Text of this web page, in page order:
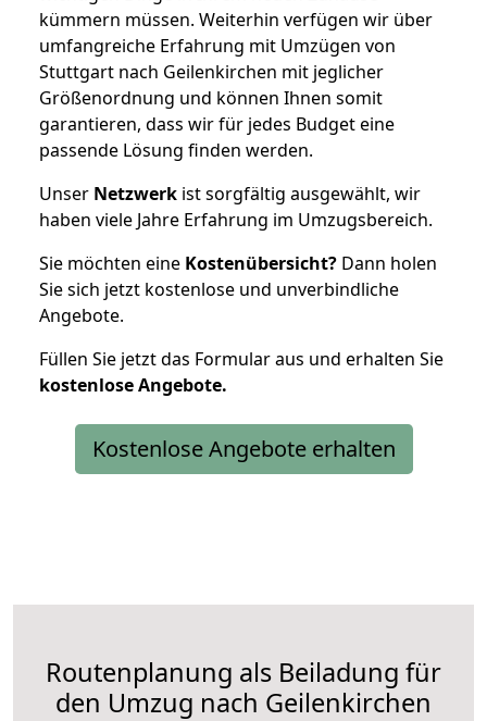
kümmern müssen. Weiterhin verfügen wir über
umfangreiche Erfahrung mit Umzügen von
Stuttgart nach Geilenkirchen mit jeglicher
Größenordnung und können Ihnen somit
garantieren, dass wir für jedes Budget eine
passende Lösung finden werden.
Unser Netzwerk ist sorgfältig ausgewählt, wir
haben viele Jahre Erfahrung im Umzugsbereich.
Sie möchten eine Kostenübersicht? Dann holen
Sie sich jetzt kostenlose und unverbindliche
Angebote.
Füllen Sie jetzt das Formular aus und erhalten Sie
kostenloseAngebote.
Kostenlose Angebote erhalten
Routenplanung als Beiladung für
den Umzug nach Geilenkirchen